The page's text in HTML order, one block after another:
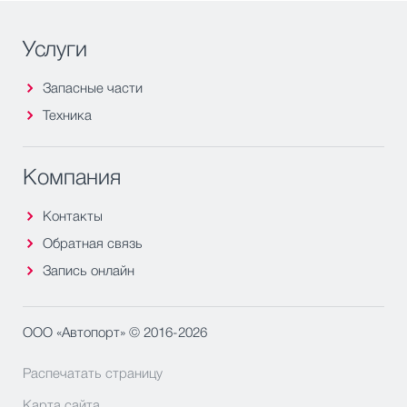
Услуги
Запасные части
Техника
Компания
Контакты
Обратная связь
Запись онлайн
ООО «Автопорт» © 2016-2026
Распечатать страницу